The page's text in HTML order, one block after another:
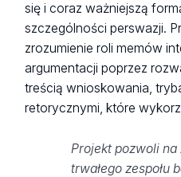
się i coraz ważniejszą
szczególności perswazji.
zrozumienie roli memów
argumentacji poprzez
treścią wnioskowania,
retorycznymi, które
Projekt pozwoli
trwałego zespołu